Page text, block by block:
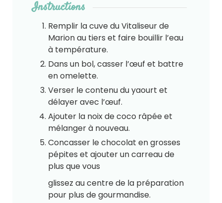
Instructions
Remplir la cuve du Vitaliseur de
Marion au tiers et faire bouillir l’eau
à température.
Dans un bol, casser l’œuf et battre
en omelette.
Verser le contenu du yaourt et
délayer avec l’œuf.
Ajouter la noix de coco râpée et
mélanger à nouveau.
Concasser le chocolat en grosses
pépites et ajouter un carreau de
plus que vous
glissez au centre de la préparation
pour plus de gourmandise.